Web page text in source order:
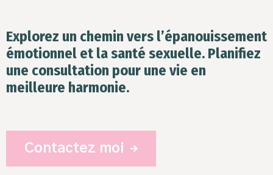
Explorez un chemin vers l’épanouissement
émotionnel et la santé sexuelle. Planifiez
une consultation pour une vie en
meilleure harmonie.
Contactez moi